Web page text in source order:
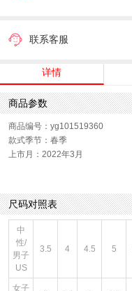
联系客服
详情
商品参数
商品编号：yg101519360
款式季节：春季
上市月：2022年3月
销售季：22Q1
尺码对照表
中
性/
男子
US
3.5 4 4.5 5
女子